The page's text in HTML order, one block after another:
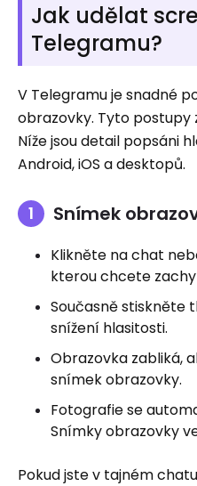
Jak udělat
Telegramu?
V Telegramu je snadné
obrazovky. Tyto postupy
Níže jsou detail popsáni
Android, iOS a desktopů.
Snímek
Klikněte na chat
kterou chcete
Současně
snížení hlasitosti.
Obrazovka zabliká,
snímek obrazovky.
Fotografie se
Snímky obrazovky
Pokud jste v tajném